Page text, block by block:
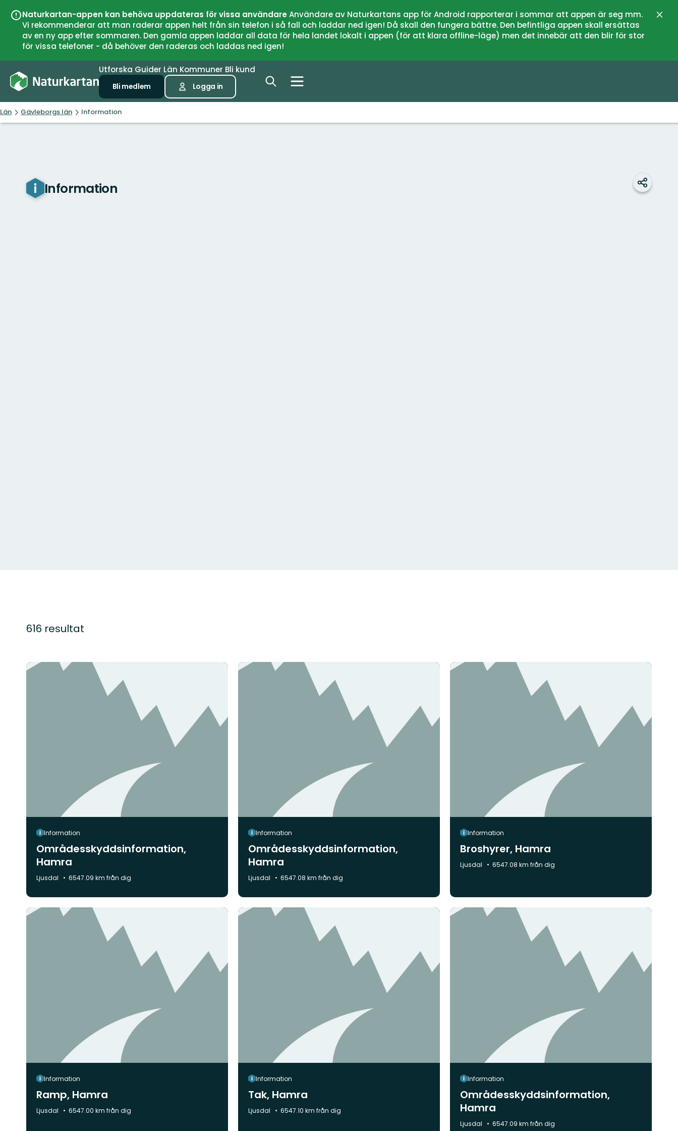
Naturkartan-appen kan behöva uppdateras för vissa användareAnvändare av Naturkartans app för Android rapporterar i sommar att appen är seg mm.
Vi rekommenderar att man raderar appen helt från sin telefon i så fall och laddar ned igen! Då skall den fungera bättre. Den befintliga appen skall ersättas
av en ny app efter sommaren. Den gamla appen laddar all data för hela landet lokalt i appen (för att klara offline-läge) men det innebär att den blir för stor
för vissa telefoner - då behöver den raderas och laddas ned igen!
Utforska Guider Län Kommuner Bli kund
Bli medlem Logga in
Län Gävleborgs län Information
Information Dela
616 resultat
Information
Områdesskyddsinformation,
Hamra
Kommun:
Ljusdal 6547.09 km från dig
Information
Områdesskyddsinformation,
Hamra
Kommun:
Ljusdal 6547.08 km från dig
Information
Broshyrer, Hamra
Kommun:
Ljusdal 6547.08 km från dig
Information
Ramp, Hamra
Kommun:
Ljusdal 6547.00 km från dig
Information
Tak, Hamra
Kommun:
Ljusdal 6547.10 km från dig
Information
Områdesskyddsinformation,
Hamra
Kommun:
Ljusdal 6547.09 km från dig